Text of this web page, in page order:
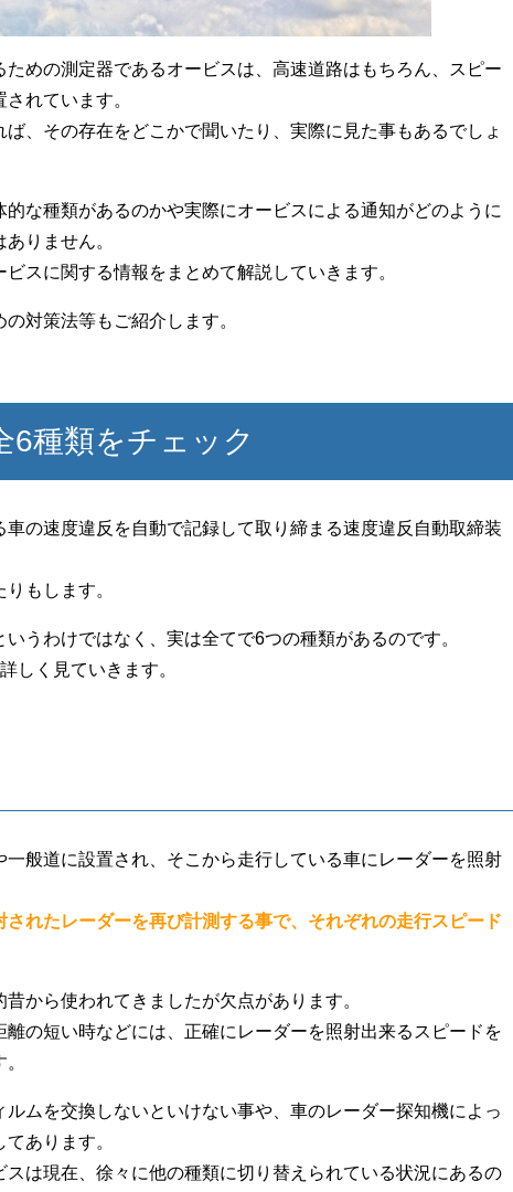
めの測定器であるオービスは、高速道路はもちろん、スピー
れています。
、その存在をどこかで聞いたり、実際に見た事もあるでしょ
な種類があるのかや実際にオービスによる通知がどのように
りません。
スに関する情報をまとめて解説していきます。
対策法等もご紹介します。
6種類をチェック
の速度違反を自動で記録して取り締まる速度違反自動取締装
もします。
うわけではなく、実は全てで6つの種類があるのです。
しく見ていきます。
般道に設置され、そこから走行している車にレーダーを照射
されたレーダーを再び計測する事で、それぞれの走行スピード
から使われてきましたが欠点があります。
の短い時などには、正確にレーダーを照射出来るスピードを
ムを交換しないといけない事や、車のレーダー探知機によっ
あります。
は現在、徐々に他の種類に切り替えられている状況にあるの